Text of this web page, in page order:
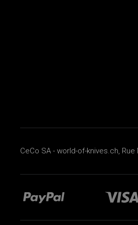
CeCo SA - world-of-knives.ch, Rue